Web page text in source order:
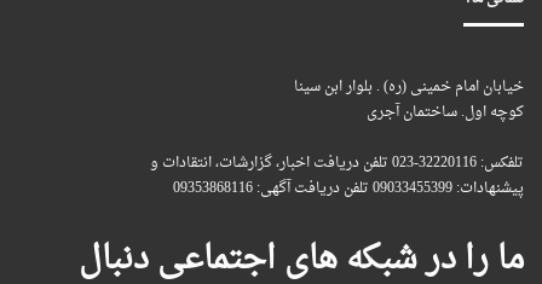
خیابان امام خمینی (ره) . بلوار ابن سینا
کوچه اول. ساختمان آجری
تلفکس: 32220116-023 تلفن دریافت اخبار، گزارشات، انتقادات و
پیشنهادات: 09033455399 تلفن دریافت آگهی: 09353868116
ما را در شبکه های اجتماعی دنبال